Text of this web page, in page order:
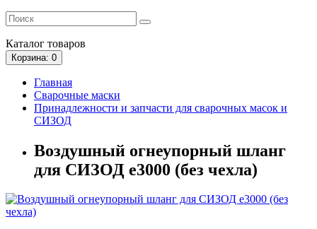
Каталог товаров
Корзина: 0
Главная
Сварочные маски
Принадлежности и запчасти для сварочных масок и
СИЗОД
Воздушный огнеупорный шланг
для СИЗОД e3000 (без чехла)